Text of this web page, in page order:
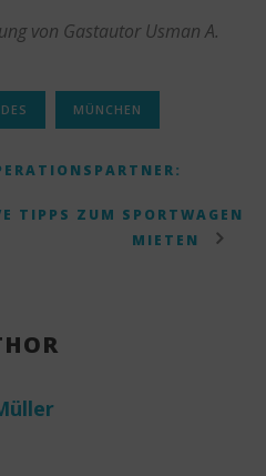
von Gastautor Usman A.
MÜNCHEN
TIPPS ZUM SPORTWAGEN
MIETEN